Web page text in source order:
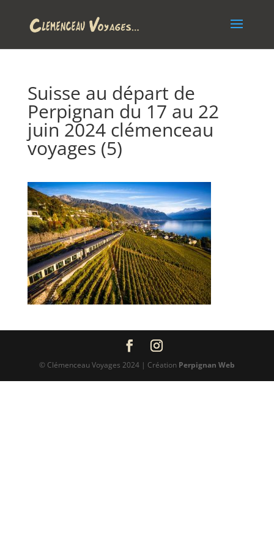
Suisse au départ de
Perpignan du 17 au 22
juin 2024 clémenceau
voyages (5)
© Clémenceau Voyages 2024 | Création Perpignan Web